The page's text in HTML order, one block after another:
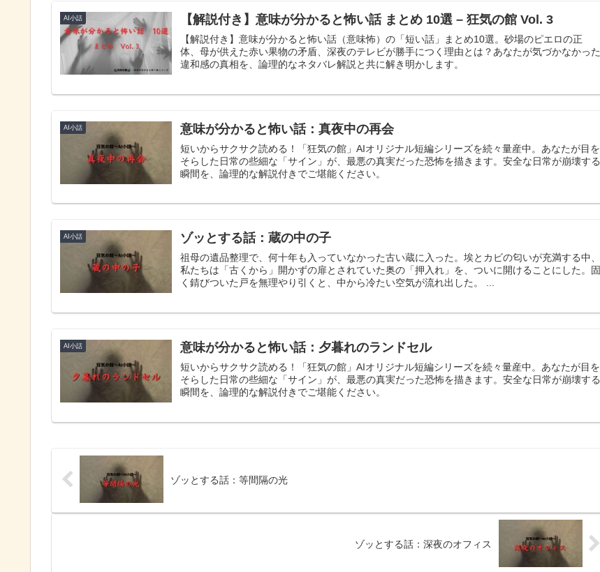
AI小話 【解説付き】意味が分かると怖い話 まとめ 10選 – 狂気の館 Vol. 3
【解説付き】意味が分かると怖い話（意味怖）の「短い話」まとめ10選。砂場のピエロの正
体、母が供えた赤い果物の矛盾、深夜のテレビが勝手につく理由とは？あなたが気づかなかった
違和感の真相を、論理的なネタバレ解説と共に解き明かします。
AI小話 意味が分かると怖い話：真夜中の再会
短いからサクサク読める！「狂気の館」AIオリジナル短編シリーズを続々量産中。あなたが目を
そらした日常の些細な「サイン」が、最悪の真実だった恐怖を描きます。安全な日常が崩壊する
瞬間を、論理的な解説付きでご堪能ください。
AI小話 ゾッとする話：蔵の中の子
祖母の遺品整理で、何十年も入っていなかった古い蔵に入った。埃とカビの匂いが充満する中、
私たちは「古くから」開かずの扉とされていた奥の「押入れ」を、ついに開けることにした。固
く錆びついた戸を無理やり引くと、中から冷たい空気が流れ出した。 ...
AI小話 意味が分かると怖い話：夕暮れのランドセル
短いからサクサク読める！「狂気の館」AIオリジナル短編シリーズを続々量産中。あなたが目を
そらした日常の些細な「サイン」が、最悪の真実だった恐怖を描きます。安全な日常が崩壊する
瞬間を、論理的な解説付きでご堪能ください。
ゾッとする話：等間隔の光
ゾッとする話：深夜のオフィス